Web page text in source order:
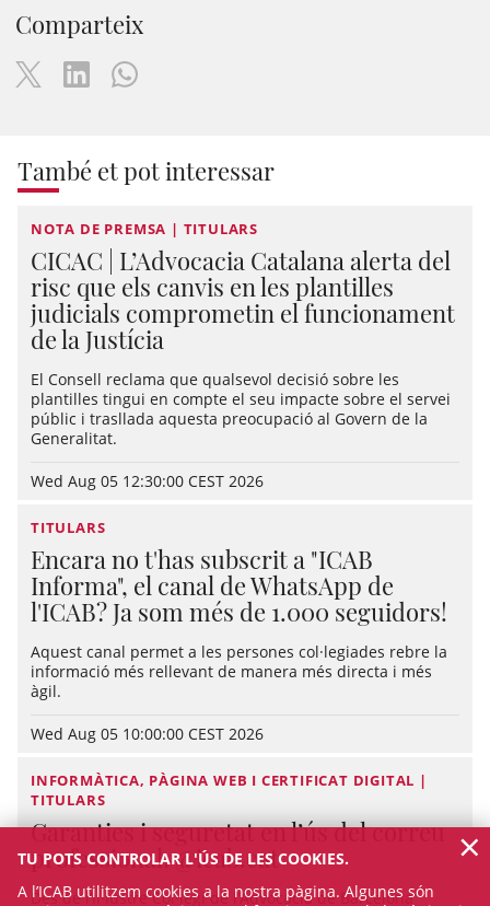
Comparteix
També et pot interessar
NOTA DE PREMSA | TITULARS
CICAC | L’Advocacia Catalana alerta del
risc que els canvis en les plantilles
judicials comprometin el funcionament
de la Justícia
El Consell reclama que qualsevol decisió sobre les
plantilles tingui en compte el seu impacte sobre el servei
públic i trasllada aquesta preocupació al Govern de la
Generalitat.
Wed Aug 05 12:30:00 CEST 2026
TITULARS
Encara no t'has subscrit a "ICAB
Informa", el canal de WhatsApp de
l'ICAB? Ja som més de 1.000 seguidors!
Aquest canal permet a les persones col·legiades rebre la
informació més rellevant de manera més directa i més
àgil.
Wed Aug 05 10:00:00 CEST 2026
INFORMÀTICA, PÀGINA WEB I CERTIFICAT DIGITAL |
TITULARS
Garanties i seguretat en l’ús del correu
professional: @icab.cat
Des de l’Il·lustre Col·legi de l’Advocacia de Barcelona
TU POTS CONTROLAR L'ÚS DE LES COOKIES.
A l’ICAB utilitzem cookies a la nostra pàgina. Algunes són
×